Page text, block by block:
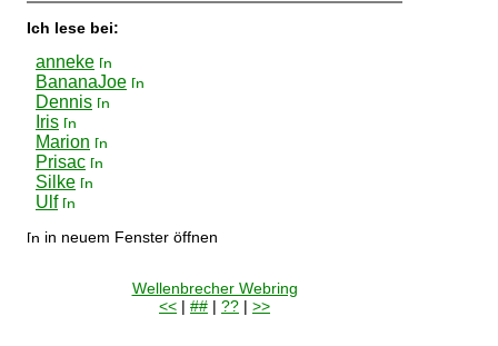
Ich lese bei:
anneke
BananaJoe
Dennis
Iris
Marion
Prisac
Silke
Ulf
in neuem Fenster öffnen
Wellenbrecher Webring
<< | ## | ?? | >>